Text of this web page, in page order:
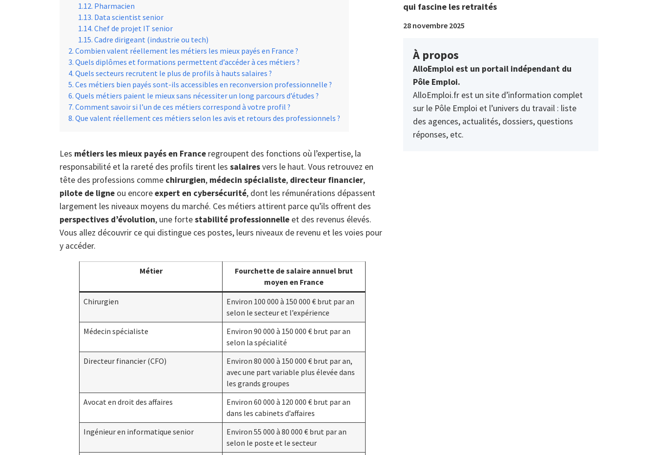
Pharmacien
Data scientist senior
Chef de projet IT senior
Cadre dirigeant (industrie ou tech)
Combien valent réellement les métiers les mieux payés en France ?
Quels diplômes et formations permettent d’accéder à ces métiers ?
Quels secteurs recrutent le plus de profils à hauts salaires ?
Ces métiers bien payés sont-ils accessibles en reconversion professionnelle ?
Quels métiers paient le mieux sans nécessiter un long parcours d’études ?
Comment savoir si l’un de ces métiers correspond à votre profil ?
Que valent réellement ces métiers selon les avis et retours des professionnels ?
Les métiers les mieux payés en France regroupent des fonctions où l’expertise, la
responsabilité et la rareté des profils tirent les salairesvers le haut. Vous retrouvez en
tête des professions comme chirurgien, médecin spécialiste, directeur financier,
pilote de ligne ou encoreexpert en cybersécurité, dont les rémunérations dépassent
largement les niveaux moyens du marché. Ces métiers attirent parce qu’ils offrent des
perspectives d’évolution, une fortestabilité professionnelle et des revenus élevés.
Vous allez découvrir ce qui distingue ces postes, leurs niveaux de revenu et les voies pour
y accéder.
Métier
Fourchette de salaire annuel brut
moyen en France
Chirurgien
Environ 100 000 à 150 000 € brut par an
selon le secteur et l’expérience
Médecin spécialiste
Environ 90 000 à 150 000 € brut par an
selon la spécialité
Directeur financier (CFO)
Environ 80 000 à 150 000 € brut par an,
avec une part variable plus élevée dans
les grands groupes
Avocat en droit des affaires
Environ 60 000 à 120 000 € brut par an
dans les cabinets d’affaires
Ingénieur en informatique senior
Environ 55 000 à 80 000 € brut par an
selon le poste et le secteur
qui fascine les retraités
28 novembre 2025
À propos
AlloEmploi est un portail indépendant du
Pôle Emploi.
AlloEmploi.fr est un site d’information complet
sur le Pôle Emploi et l’univers du travail : liste
des agences, actualités, dossiers, questions
réponses, etc.